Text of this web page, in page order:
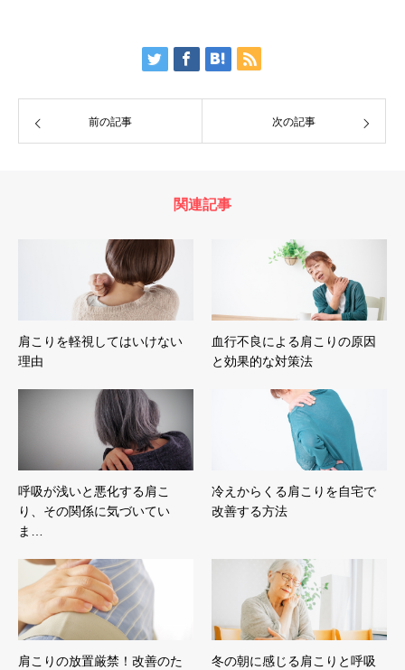
前の記事 次の記事
関連記事
肩こりを軽視してはいけない
理由
血行不良による肩こりの原因
と効果的な対策法
呼吸が浅いと悪化する肩こ
り、その関係に気づいてい
ま…
冷えからくる肩こりを自宅で
改善する方法
肩こりの放置厳禁！改善のた
冬の朝に感じる肩こりと呼吸